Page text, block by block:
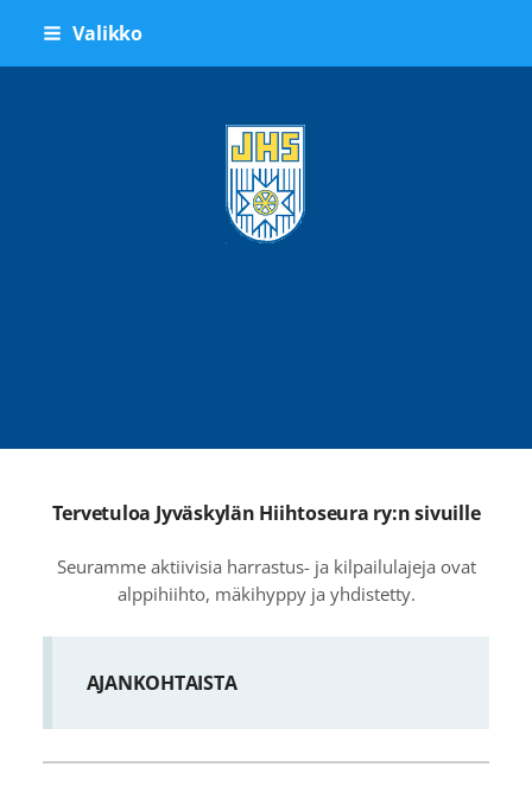
Siirry
Valikko
Jyväskylän Hiihtoseura ry
Tervetuloa Jyväskylän Hiihtoseura ry:n sivuille
Seuramme aktiivisia harrastus- ja kilpailulajeja ovat
alppihiihto, mäkihyppy ja yhdistetty.
AJANKOHTAISTA